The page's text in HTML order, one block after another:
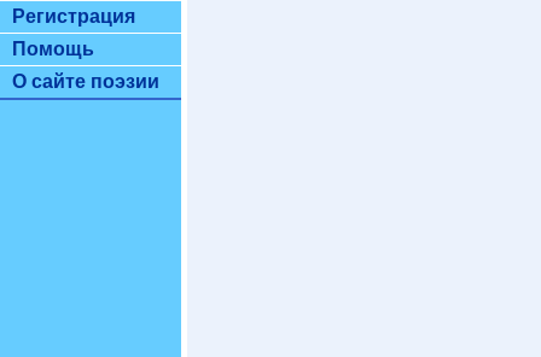
Регистрация
Помощь
О сайте поэзии